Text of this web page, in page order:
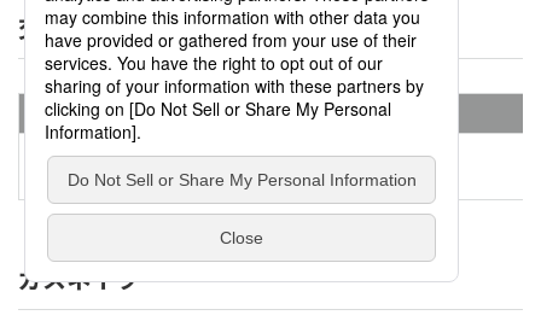
交流式ディスクグラインダ
カテゴリ
商品名
交流式ディスクグライ
PK-G101
ガスネイラ